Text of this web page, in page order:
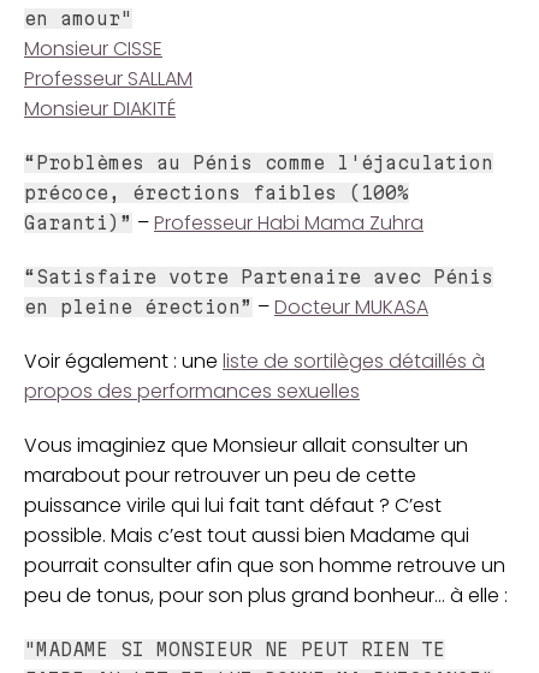
en amour"
Monsieur CISSE
Professeur SALLAM
Monsieur DIAKITÉ
“Problèmes au Pénis comme l'éjaculation
précoce, érections faibles (100%
Garanti)” –Professeur Habi Mama Zuhra
“Satisfaire votre Partenaire avec Pénis
en pleine érection” –Docteur MUKASA
Voir également : une liste de sortilèges détaillés à
propos des performances sexuelles
Vous imaginiez que Monsieur allait consulter un
marabout pour retrouver un peu de cette
puissance virile qui lui fait tant défaut ? C’est
possible. Mais c’est tout aussi bien Madame qui
pourrait consulter afin que son homme retrouve un
peu de tonus, pour son plus grand bonheur... à elle :
"MADAME SI MONSIEUR NE PEUT RIEN TE